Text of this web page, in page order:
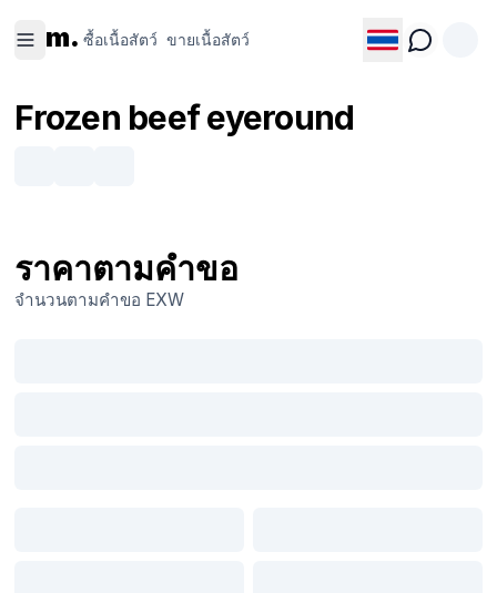
m. ซื้อเนื้อสัตว์ ขายเนื้อสัตว์
สัตว์
สัตว์
Frozen beef eyeround
ราคาตามคำขอ
จำนวนตามคำขอ EXW